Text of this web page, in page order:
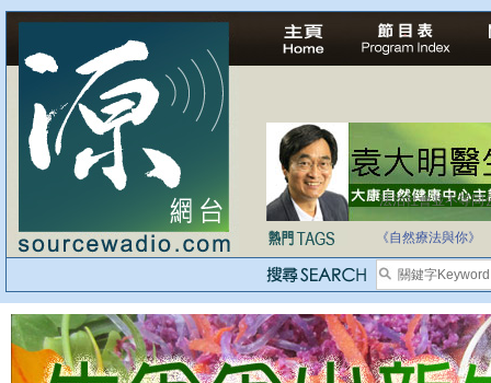
法治社會並不等同
《自然療法與你》